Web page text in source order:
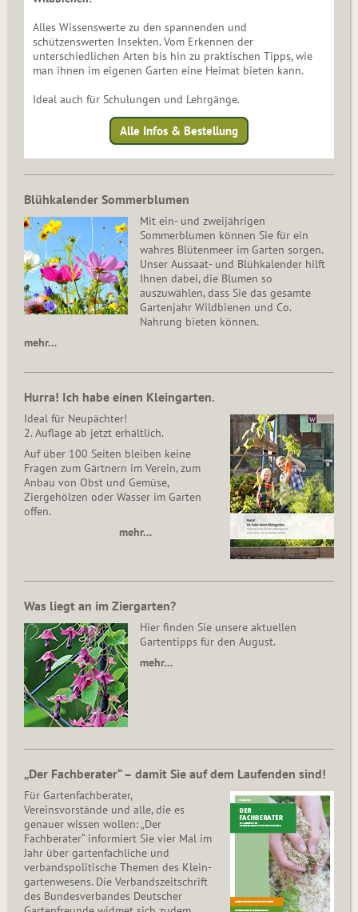
Alles Wissenswerte zu den spannenden und
schützenswerten Insekten. Vom Erkennen der
unterschiedlichen Arten bis hin zu praktischen Tipps, wie
man ihnen im eigenen Garten eine Heimat bieten kann.
Ideal auch für Schulungen und Lehrgänge.
Alle Infos & Bestellung
Blühkalender Sommerblumen
Mit ein- und zweijährigen
Sommerblumen können Sie für ein
wahres Blütenmeer im Garten sorgen.
Unser Aussaat- und Blühkalender hilft
Ihnen dabei, die Blumen so
auszuwählen, dass Sie das gesamte
Gartenjahr Wildbienen und Co.
Nahrung bieten können.
mehr…
Hurra! Ich habe einen Kleingarten.
Ideal für Neupächter!
2. Auflage ab jetzt erhältlich.
Auf über 100 Seiten bleiben keine
Fragen zum Gärtnern im Verein, zum
Anbau von Obst und Gemüse,
Ziergehölzen oder Wasser im Garten
offen.
mehr…
Was liegt an im Ziergarten?
Hier finden Sie unsere aktuellen
Gartentipps für den August.
mehr…
„Der Fachberater“ – damit Sie auf dem Laufenden sind!
Für Gartenfachberater,
Vereinsvorstände und alle, die es
genauer wissen wollen: „Der
Fachberater“ informiert Sie vier Mal im
Jahr über gartenfachliche und
verbandspolitische Themen des Klein­
gar­ten­wesens. Die Ver­bands­zeit­schrift
des Bun­des­ver­ban­des Deutscher